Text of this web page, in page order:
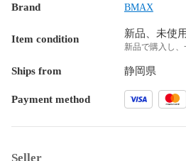
Brand BMAX
Item condition 新品、未使用
新品で購入し
Ships from 静岡県
Payment method
Seller